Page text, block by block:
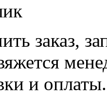
заказ,
и оплаты.